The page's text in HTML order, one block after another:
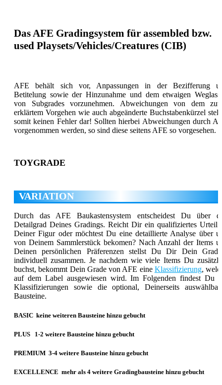
Das AFE Gradingsystem für assembled bzw.
used Playsets/Vehicles/Creatures (CIB)
AFE behält sich vor, Anpassungen in der Bezifferung
Betitelung sowie der Hinzunahme und dem etwaigen
von Subgrades vorzunehmen. Abweichungen von dem
erklärtem Vorgehen wie auch abgeänderte Buchstabenkürzel
somit keinen Fehler dar! Sollten hierbei Abweichungen durch
vorgenommen werden, so sind diese seitens AFE so vorgesehen.
TOYGRADE
VARIATION
Durch das AFE Baukastensystem entscheidest Du über
Detailgrad Deines Gradings. Reicht Dir ein qualifiziertes Urteil
Deiner Figur oder möchtest Du eine detaillierte Analyse über
von Deinem Sammlerstück bekomen? Nach Anzahl der Items
Deinen persönlichen Präferenzen stellst Du Dir Dein
individuell zusammen. Je nachdem wie viele Items Du
buchst, bekommt Dein Grade von AFE eine Klassifizierung,
auf dem Label ausgewiesen wird. Im Folgenden findest Du
Klassifizierungen sowie die optional, Deinerseits
Bausteine.
BASIC keine weiteren Bausteine hinzu gebucht
PLUS 1-2 weitere Bausteine hinzu gebucht
PREMIUM 3-4 weitere Bausteine hinzu gebucht
EXCELLENCE mehr als 4 weitere Gradingbausteine hinzu gebucht